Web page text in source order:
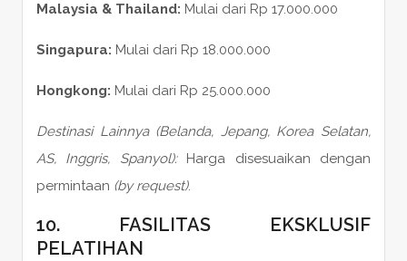
Malaysia & Thailand: Mulai dari Rp 17.000.000
Singapura: Mulai dari Rp 18.000.000
Hongkong: Mulai dari Rp 25.000.000
Destinasi Lainnya (Belanda, Jepang, Korea Selatan,
AS, Inggris, Spanyol):Harga disesuaikan dengan
permintaan (by request).
10. FASILITAS EKSKLUSIF
PELATIHAN